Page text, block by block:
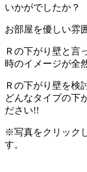
いかがでしたか？
お部屋を優しい雰
Ｒの下がり壁と言
時のイメージが全
Ｒの下がり壁を検
どんなタイプの下
ださい!!
※写真をクリック
す。